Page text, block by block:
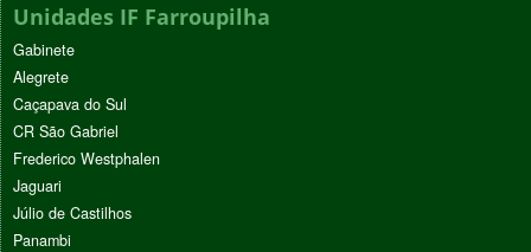
Unidades IF Farroupilha
Gabinete
Alegrete
Caçapava do Sul
CR São Gabriel
Frederico Westphalen
Jaguari
Júlio de Castilhos
Panambi